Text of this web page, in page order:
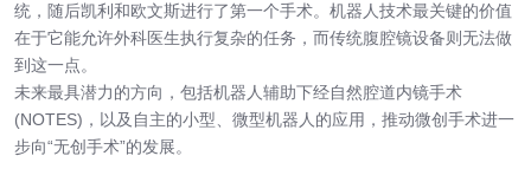
统，随后凯利和欧文斯进行了第一个手术。机器人技术最关键的价值
在于它能允许外科医生执行复杂的任务，而传统腹腔镜设备则无法做
到这一点。
未来最具潜力的方向，包括机器人辅助下经自然腔道内镜手术
(NOTES)，以及自主的小型、微型机器人的应用，推动微创手术进一
步向“无创手术”的发展。